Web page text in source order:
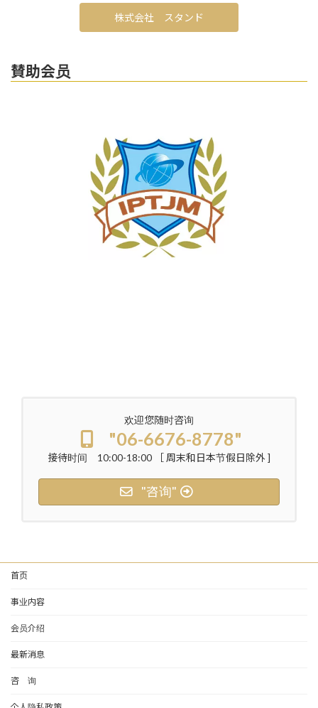
株式会社 スタンド
賛助会员
欢迎您随时咨询
"06-6676-8778"
接待时间 10:00-18:00 ［ 周末和日本节假日除外 ]
"咨询"
首页
事业内容
会员介绍
最新消息
咨 询